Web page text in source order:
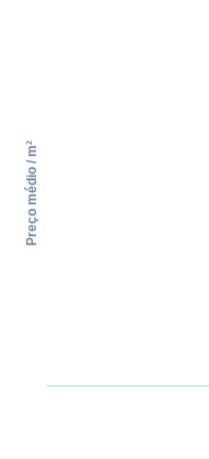
Preço médio / m²